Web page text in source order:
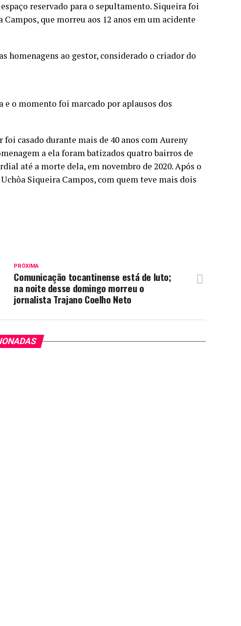
reservado para o sepultamento. Siqueira foi
que morreu aos 12 anos em um acidente
ao gestor, considerado o criador do
e o momento foi marcado por aplausos dos
casado durante mais de 40 anos com Aureny
a ela foram batizados quatro bairros de
até a morte dela, em novembro de 2020. Após o
Siqueira Campos, com quem teve mais dois
PRÓXIMA
Comunicação tocantinense está de luto;
na noite desse domingo morreu o
jornalista Trajano Coelho Neto